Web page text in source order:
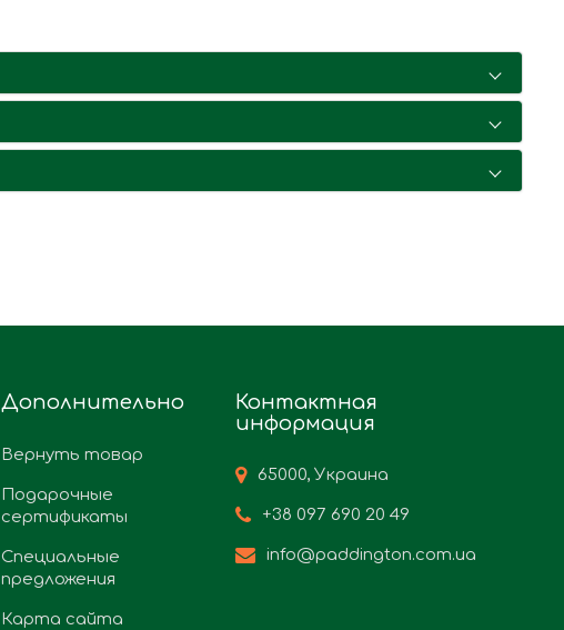
Дополнительно
Вернуть товар
Подарочные
сертификаты
Специальные
предложения
Карта сайта
Контактная
информация
65000, Украина
+38 097 690 20 49
info@paddington.com.ua